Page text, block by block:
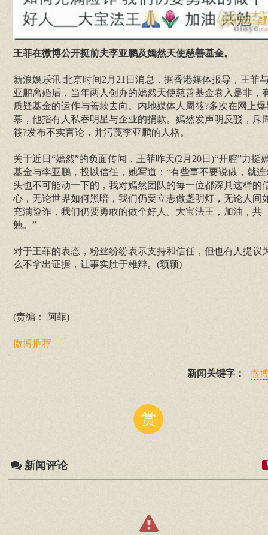
王菲在微博公开挺前夫李亚鹏及嫣然天使慈善基金。
新浪娱乐讯 北京时间2月21日消息，据香港媒体报导，王菲
亚鹏离婚后，当年两人创办的嫣然天使慈善基金卷入是非，
质疑基金的运作与善款去向。内地媒体人周筱?多次在网上爆
幕，他指有人私吞明星与企业的捐款。嫣然发声明反驳，斥
筱?发布不实言论，并污蔑李亚鹏的人格。
关于近日“嫣然”的负面传闻，王菲昨天(2月20日)“开腔”力挺
基金与李亚鹏，投以信任，她写道：“有些事不要说做，就连
头也不可能动一下的，我对嫣然团队的每一位都深具这样的
心，无论世界如何黑暗，我们仍要立志做盏明灯，无论人间
充满险诈，我们仍要勇敢的做个好人。大宝法王，加油，共
勉。”
对于王菲的表态，粉丝纷纷表示支持和信任，但也有人提议
么不拿出证据，让事实胜于雄辩。(颖颖)
(责编： 阿菲)
微博推荐
新闻关键字： 微
赏
新闻评论